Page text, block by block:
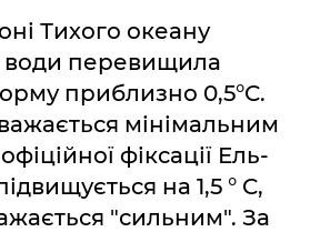
Тихого океану
води перевищила
приблизно 0,5°C.
мінімальним
фіксації Ель-
на 1,5 ° C,
"сильним". За